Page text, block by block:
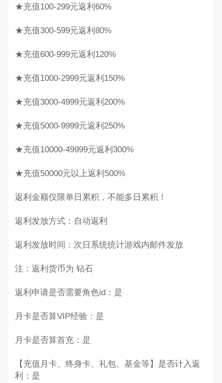
★充值100-299元返利60%
★充值300-599元返利80%
★充值600-999元返利120%
★充值1000-2999元返利150%
★充值3000-4999元返利200%
★充值5000-9999元返利250%
★充值10000-49999元返利300%
★充值50000元以上返利500%
返利金额仅限单日累积，不能多日累积！
返利发放方式：自动返利
返利发放时间：次日系统统计游戏内邮件发放
注：返利货币为 钻石
返利申请是否需要角色id：是
月卡是否算VIP经验：是
月卡是否算首充：是
【充值月卡、终身卡、礼包、基金等】是否计入返
利：是